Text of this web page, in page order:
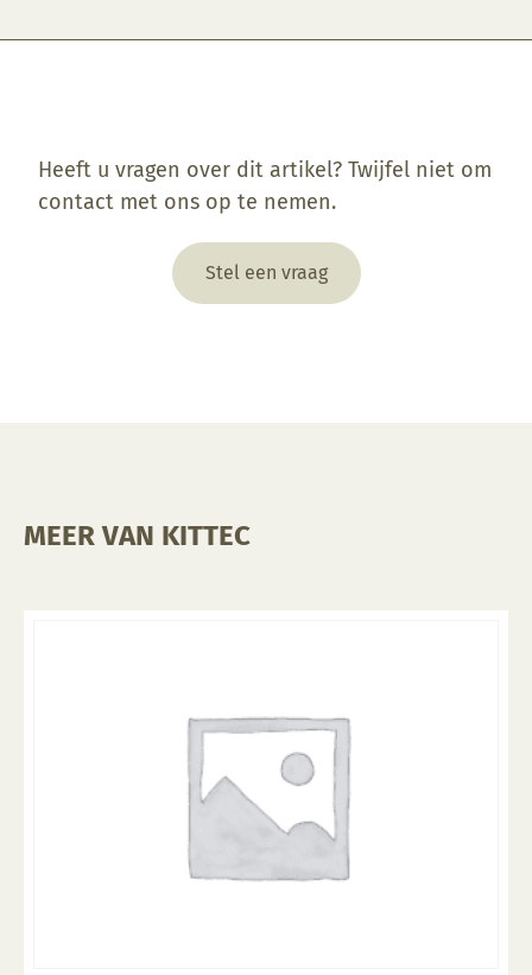
Heeft u vragen over dit artikel? Twijfel niet om
contact met ons op te nemen.
Stel een vraag
MEER VAN KITTEC